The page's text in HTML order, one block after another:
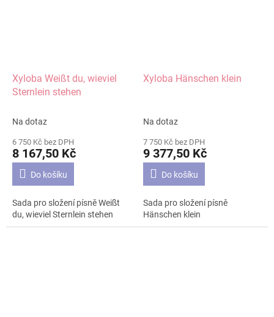
Xyloba Weißt du, wieviel
Sternlein stehen
Na dotaz
6 750 Kč bez DPH
8 167,50 Kč
Do košíku
Sada pro složení písně Weißt
du, wieviel Sternlein stehen
Xyloba Hänschen klein
Na dotaz
7 750 Kč bez DPH
9 377,50 Kč
Do košíku
Sada pro složení písně
Hänschen klein